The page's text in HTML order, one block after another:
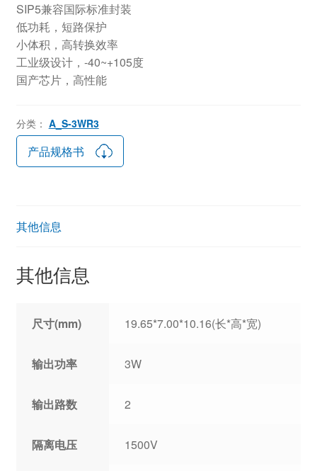
SIP5兼容国际标准封装
低功耗，短路保护
小体积，高转换效率
工业级设计，-40~+105度
国产芯片，高性能
分类： A_S-3WR3
产品规格书
其他信息
其他信息
尺寸(mm) 19.65*7.00*10.16(长*高*宽)
输出功率 3W
输出路数 2
隔离电压 1500V